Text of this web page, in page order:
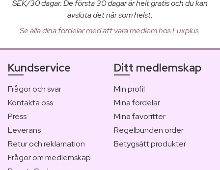
SEK/30 dagar. De första 30 dagar är helt gratis och du kan
avsluta det när som helst.
Se alla dina fördelar med att vara medlem hos Luxplus.
Kundservice
Frågor och svar
Kontakta oss
Press
Leverans
Retur och reklamation
Frågor om medlemskap
Ditt medlemskap
Min profil
Mina fördelar
Mina favoritter
Regelbunden order
Betygsätt produkter